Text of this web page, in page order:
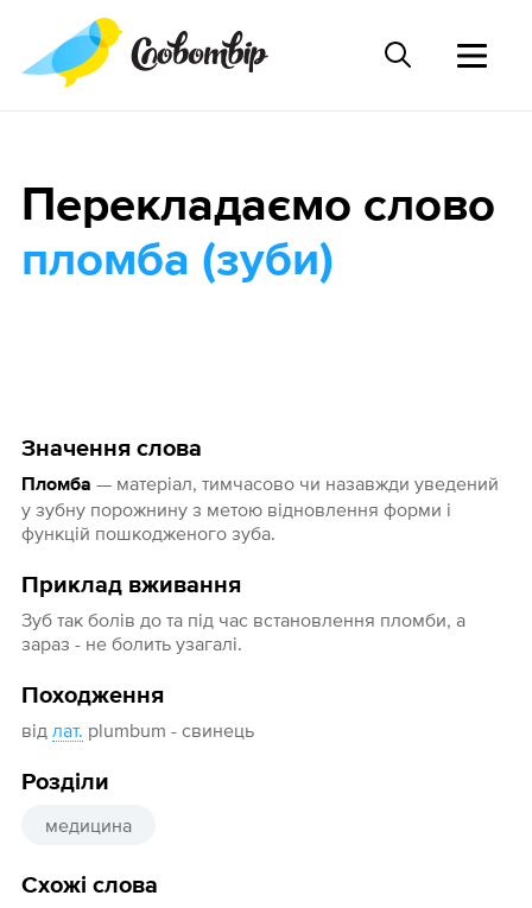
Значення слова
Пломба — матеріал, тимчасово чи назавжди уведений
у зубну порожнину з метою відновлення форми і
функцій пошкодженого зуба.
Приклад вживання
Зуб так болів до та під час встановлення пломби, а
зараз - не болить узагалі.
Походження
від лат. plumbum - свинець
Розділи
медицина
Схожі слова
Перекладаємо слово
пломба (зуби)